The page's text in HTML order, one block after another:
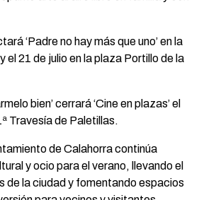
‘Padre no hay más que uno’ en la
el 21 de julio en la plaza Portillo de la
bien’ cerrará ‘Cine en plazas’ el
Travesía de Paletillas.
de Calahorra continúa
y ocio para el verano, llevando el
de la ciudad y fomentando espacios